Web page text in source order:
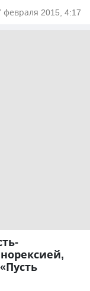
февраля 2015, 4:17